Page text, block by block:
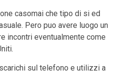
casomai che tipo di si ed
Pero puo avere luogo un
incontri eventualmente come
sul telefono e utilizzi a